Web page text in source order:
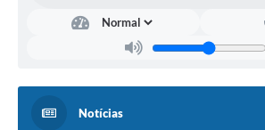
Notícias